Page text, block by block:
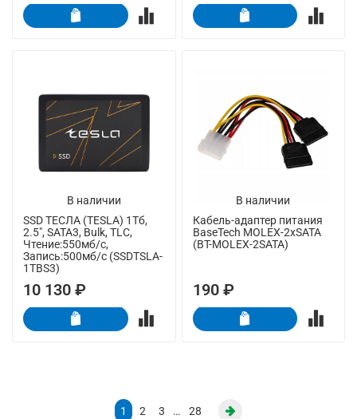
В наличии
SSD ТЕСЛА (TESLA) 1Тб,
2.5", SATA3, Bulk, TLC,
Чтение:550мб/с,
Запись:500мб/с (SSDTSLA-
1TBS3)
10 130 ₽
В наличии
Кабель-адаптер питания
BaseTech MOLEX-2xSATA
(BT-MOLEX-2SATA)
190 ₽
1 2 3 … 28